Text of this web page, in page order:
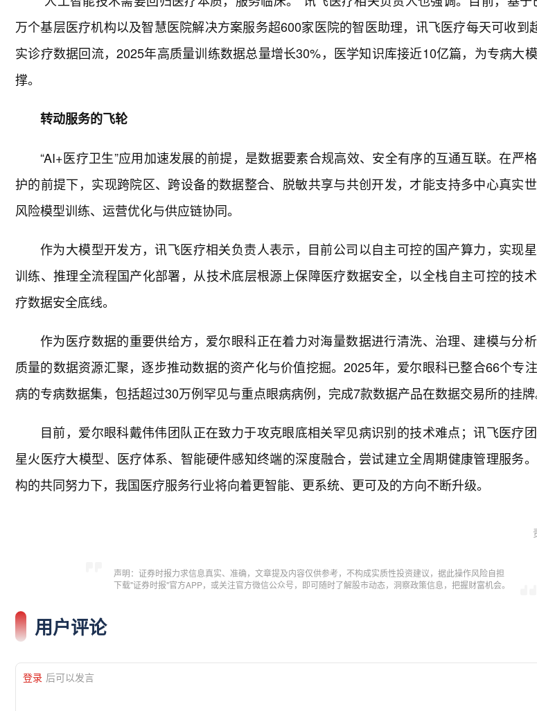
万个基层医疗机构以及智慧医院解决方案服务超600家医院的智医助理，讯飞医疗每天可收到
实诊疗数据回流，2025年高质量训练数据总量增长30%，医学知识库接近10亿篇，为专病大
撑。
转动服务的飞轮
“AI+医疗卫生”应用加速发展的前提，是数据要素合规高效、安全有序的互通互联。在严
护的前提下，实现跨院区、跨设备的数据整合、脱敏共享与共创开发，才能支持多中心真实
风险模型训练、运营优化与供应链协同。
作为大模型开发方，讯飞医疗相关负责人表示，目前公司以自主可控的国产算力，实现
训练、推理全流程国产化部署，从技术底层根源上保障医疗数据安全，以全栈自主可控的技
疗数据安全底线。
作为医疗数据的重要供给方，爱尔眼科正在着力对海量数据进行清洗、治理、建模与分
质量的数据资源汇聚，逐步推动数据的资产化与价值挖掘。2025年，爱尔眼科已整合66个专
病的专病数据集，包括超过30万例罕见与重点眼病病例，完成7款数据产品在数据交易所的挂牌
目前，爱尔眼科戴伟伟团队正在致力于攻克眼底相关罕见病识别的技术难点；讯飞医疗
星火医疗大模型、医疗体系、智能硬件感知终端的深度融合，尝试建立全周期健康管理服务
构的共同努力下，我国医疗服务行业将向着更智能、更系统、更可及的方向不断升级。
声明：证券时报力求信息真实、准确，文章提及内容仅供参考，不构成实质性投资建议，据此操作风险自担
下载"证券时报"官方APP，或关注官方微信公众号，即可随时了解股市动态，洞察政策信息，把握财富机会。
用户评论
登录 后可以发言